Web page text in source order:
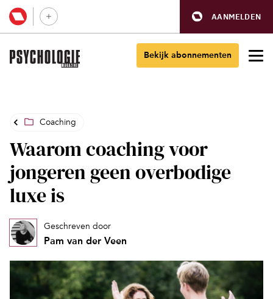
AANMELDEN
Bekijk abonnementen
Coaching
Waarom coaching voor
jongeren geen overbodige
luxe is
Geschreven door
Pam van der Veen